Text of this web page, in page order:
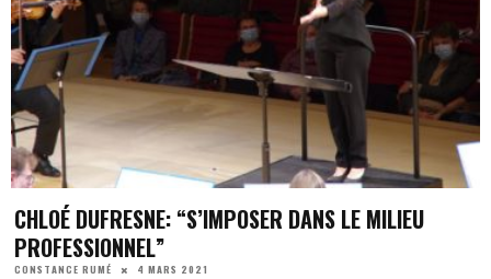
CHLOÉ DUFRESNE: “S’IMPOSER DANS LE MILIEU
PROFESSIONNEL”
CONSTANCE RUMÉ 4 MARS 2021